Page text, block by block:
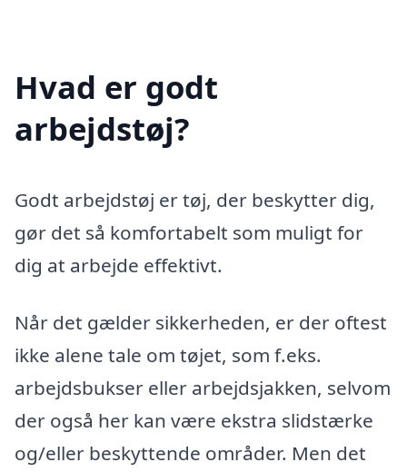
Hvad er godt
arbejdstøj?
Godt arbejdstøj er tøj, der beskytter dig,
gør det så komfortabelt som muligt for
dig at arbejde effektivt.
Når det gælder sikkerheden, er der oftest
ikke alene tale om tøjet, som f.eks.
arbejdsbukser eller arbejdsjakken, selvom
der også her kan være ekstra slidstærke
og/eller beskyttende områder. Men det